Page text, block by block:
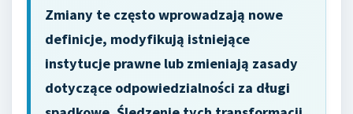
Zmiany te często wprowadzają nowe
definicje, modyfikują istniejące
instytucje prawne lub zmieniają zasady
dotyczące odpowiedzialności za długi